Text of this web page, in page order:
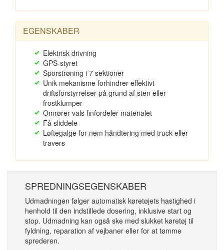
EGENSKABER
Elektrisk drivning
GPS-styret
Sporstrøning i 7 sektioner
Unik mekanisme forhindrer effektivt
driftsforstyrrelser på grund af sten eller
frostklumper
Omrører vals finfordeler materialet
Få sliddele
Løftegalge for nem håndtering med truck eller
travers
SPREDNINGSEGENSKABER
Udmadningen følger automatisk køretøjets hastighed i
henhold til den indstillede dosering, inklusive start og
stop. Udmadning kan også ske med slukket køretøj til
fyldning, reparation af vejbaner eller for at tømme
sprederen.